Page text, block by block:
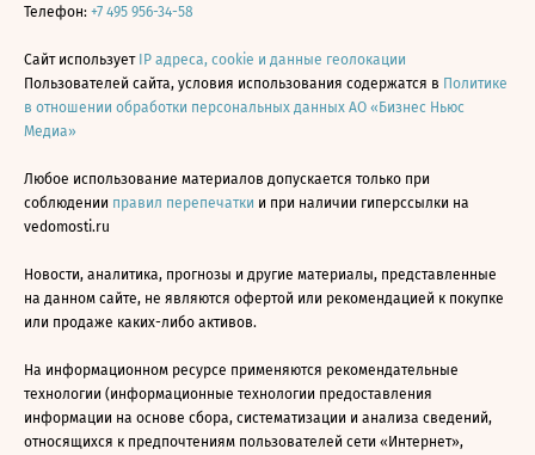
Телефон: +7 495 956-34-58
Сайт использует IP адреса, cookie и данные геолокации
Пользователей сайта, условия использования содержатся в Политике
в отношении обработки персональных данных АО «Бизнес Ньюс
Медиа»
Любое использование материалов допускается только при
соблюдении правил перепечатки и при наличии гиперссылки на
vedomosti.ru
Новости, аналитика, прогнозы и другие материалы, представленные
на данном сайте, не являются офертой или рекомендацией к покупке
или продаже каких-либо активов.
На информационном ресурсе применяются рекомендательные
технологии (информационные технологии предоставления
информации на основе сбора, систематизации и анализа сведений,
относящихся к предпочтениям пользователей сети «Интернет»,